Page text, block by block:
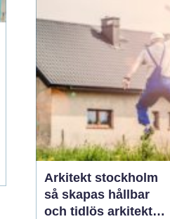
rummer minder, og
samtidig er der
tidsfrister, økonomi og
måske uenighed i
familien. Her kan en
professionel løsn...
Arkitekt stockholm
så skapas hållbar
och tidlös arkitektur